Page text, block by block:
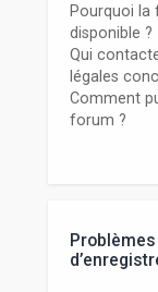
Pourquoi la
disponible ?
Qui
légales
Comment
forum ?